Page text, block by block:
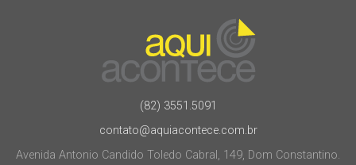
(82) 3551.5091
contato@aquiacontece.com.br
Avenida Antonio Candido Toledo Cabral, 149, Dom Constantino.